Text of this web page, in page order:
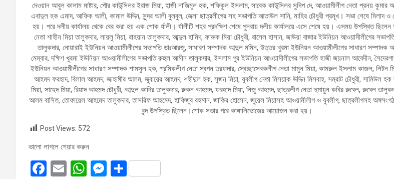
দেওয়ান আবুল কালাম মাষ্টার, পৌর কাউন্সিলর ইরাজ মিয়া, হাজী নাজিমুল হক, শফিকুল ইসলাম, সাবেক কাউন্সিলর সুদিপ দে, আওয়ামীলীগ নেতা প্রনয় কুমার
এবাদুল হক এমাদ, আফিক আলী, কামাল উদ্দিন, সুন্দর আলী বুলবুল, জেলা ছাত্রলীগের সহ সভাপতি আতাউল সানি, মাহির চৌধুরী প্রমূখ। সভা শেষে মিলাদ ও
হয়। পরে দলীয় কার্যালয় থেকে বের করা হয় এক শোক র্যালী। র্যালীটি শহর প্রদক্ষিণ শেষে পুনরায় দলীয় কার্যালয়ে এসে শেষে হয়। এসময় উপস্থিত
নেতা শাহীন মিয়া তালুকদার, লায়লু মিয়া, রাহয়ান তালুকদার, আব্দুল হামিদ, ফারুক মিয়া চৌধুরী, রাসেল হাসান, জাউয়া বাজার ইউনিয়ন আওয়ামীলীগের
তালুকদার, নোয়ারাই ইউনিয়ন আওয়ামীলীগের সভাপতি ডাঃআরজু, সাধারণ সম্পাদক আব্দুল মমিন, উত্তর খুরমা ইউনিয়ন আওয়ামীলীগের সাধারণ সম্পাদক
মেম্বার, দক্ষিণ খুরমা ইউনিয়ন আওয়ামীলীগের সভাপতি রুহুল আমীন তালুকদার, ইসলাম পুর ইউনিয়ন আওয়ামীলীগের সভাপতি হাজী জয়নাল আবেদীন,
ইউনিয়ন আওয়ামীলীগের সাধারণ সম্পাদক শামসুল হক, শ্রমিকলীগ নেতা স্বপন তরফদার, স্বেচ্ছাসেবকলীগ নেতা মামুন মিয়া, কামরুল ইসলাম কাজল, লিটন
আহমদ ফরহাদ, বিলাল আহমদ, জাহাঙ্গীর আলম, জুবায়ের আহমদ, শহীদুল হক, সুজন মিয়া, যুবলীগ নেতা মিসয়াক উদ্দিন মিসবাহ, সম্রাট চৌধুরী, সামিউল হক
মিয়া, সাহেদ মিয়া, রিয়াদ আহমদ চৌধুরী, আব্দুল কাদির তালুকদার, রুকন আহমদ, ফরহাদ মিয়া, নিজু আহমদ, ছাত্রলীগ নেতা হুমায়ুন কবির রুবেল, রুবেল
আলম বাসিত, তোফায়েল আহমেদ তালুকদার, তাসরিফ আহমেদ, হাফিজুর রহমান, জাকির হোসেন, জুয়েল মিয়াসহ আওয়ামীলীগ ও যুবলীগ, ছাত্রলীগসহ
বৃন্দ উপস্থিত ছিলেন।শোক সভার পরে কাঙ্গালিভোজের আয়োজন করা হয়।
Post Views: 572
ভালো লাগলে শেয়ার করুন
F
E
W M S